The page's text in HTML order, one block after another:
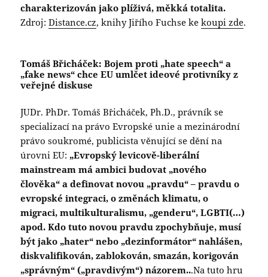
charakterizován jako plíživá, měkká totalita.
Zdroj:Distance.cz, knihy Jiřího Fuchse kekoupi zde.
Tomáš Břicháček: Bojem proti „hate speech“ a
„fake news“ chce EU umlčet ideové protivníky z
veřejné diskuse
JUDr. PhDr. Tomáš Břicháček, Ph.D., právník se
specializací na právo Evropské unie a mezinárodní
právo soukromé, publicista věnující se dění na
úrovni EU: „Evropský levicově-liberální
mainstream má ambici budovat „nového
člověka“ a definovat novou „pravdu“ – pravdu o
evropské integraci, o změnách klimatu, o
migraci, multikulturalismu, „genderu“, LGBTI(…)
apod. Kdo tuto novou pravdu zpochybňuje, musí
být jako „hater“ nebo „dezinformátor“ nahlášen,
diskvalifikován, zablokován, smazán, korigován
„správným“ („pravdivým“) názorem...Na tuto hru